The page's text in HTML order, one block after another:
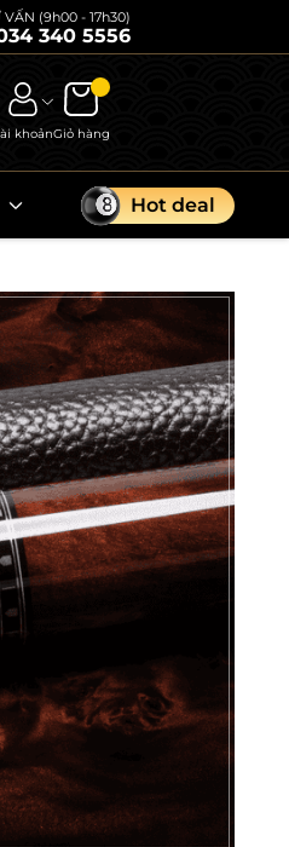
VẤN (9h00 - 17h30)
340 5556
khoảnGiỏ hàng
Hot deal